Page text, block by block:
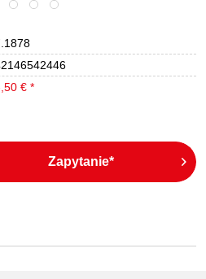
€ *
Zapytanie*